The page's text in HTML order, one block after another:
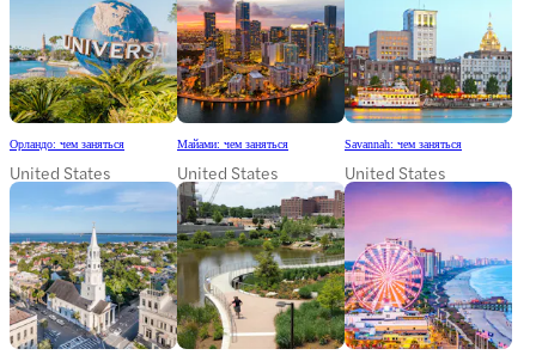
Орландо: чем заняться
United States
Майами: чем заняться
United States
Savannah: чем заняться
United States